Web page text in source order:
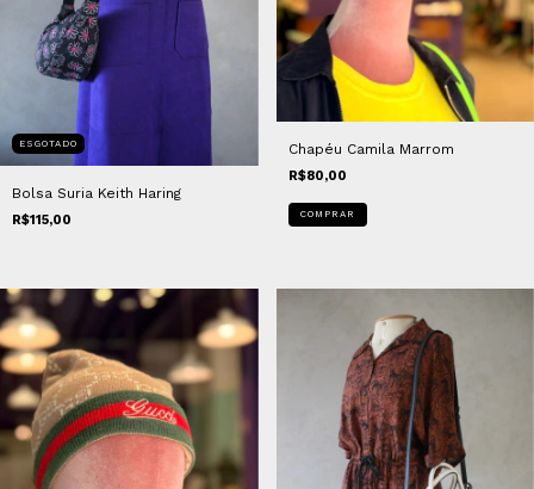
ESGOTADO
Bolsa Suria Keith Haring
R$115,00
Chapéu Camila Marrom
R$80,00
COMPRAR